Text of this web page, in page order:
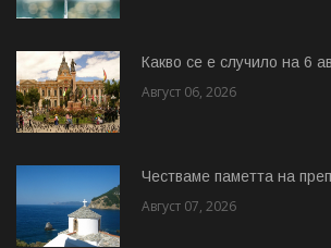
Какво се е случило на 6
Август 06, 2026
Честваме паметта на
Август 07, 2026